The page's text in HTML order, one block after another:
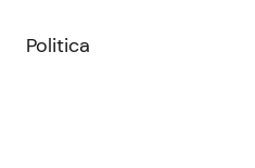
Politica